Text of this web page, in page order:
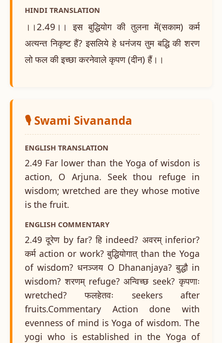
HINDI TRANSLATION
।।2.49।। इस बुद्धियोग की तुलना में(सकाम) कर्म
अत्यन्त निकृष्ट हैं? इसलिये हे धनंजय तुम बद्धि की शरण
लो फल की इच्छा करनेवाले कृपण (दीन) हैं।।
🎙️ Swami Sivananda
ENGLISH TRANSLATION
2.49 Far lower than the Yoga of wisdon is
action, O Arjuna. Seek thou refuge in
wisdom; wretched are they whose motive
is the fruit.
ENGLISH COMMENTARY
2.49 दूरेण by far? हि indeed? अवरम् inferior?
कर्म action or work? बुद्धियोगात् than the Yoga
of wisdom? धनञ्जय O Dhananjaya? बुद्धौ in
wisdom? शरणम् refuge? अन्विच्छ seek? कृपणाः
wretched? फलहेतवः seekers after
fruits.Commentary Action done with
evenness of mind is Yoga of wisdom. The
yogi who is established in the Yoga of